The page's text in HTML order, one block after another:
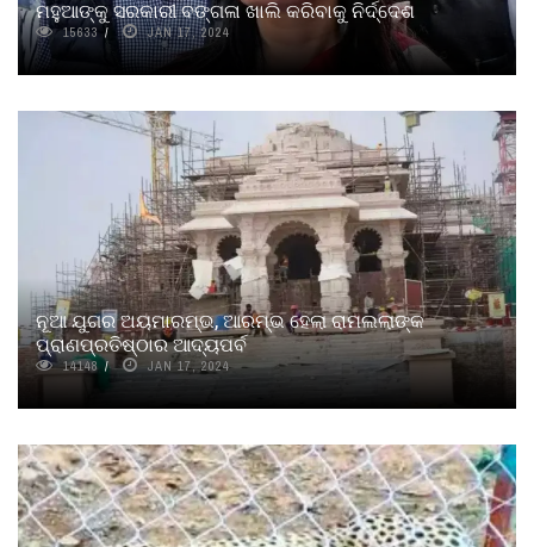
ମହୁଆଙ୍କୁ ସରକାରୀ ବଙ୍ଗଳା ଖାଲି କରିବାକୁ ନିର୍ଦ୍ଦେଶ
15633 JAN 17, 2024
ନୂଆ ଯୁଗର ଅୟମାରମ୍ଭ, ଆରମ୍ଭ ହେଲା ରାମଲଲାଙ୍କ
ପ୍ରାଣପ୍ରତିଷ୍ଠାର ଆଦ୍ୟପର୍ବ
14148 JAN 17, 2024